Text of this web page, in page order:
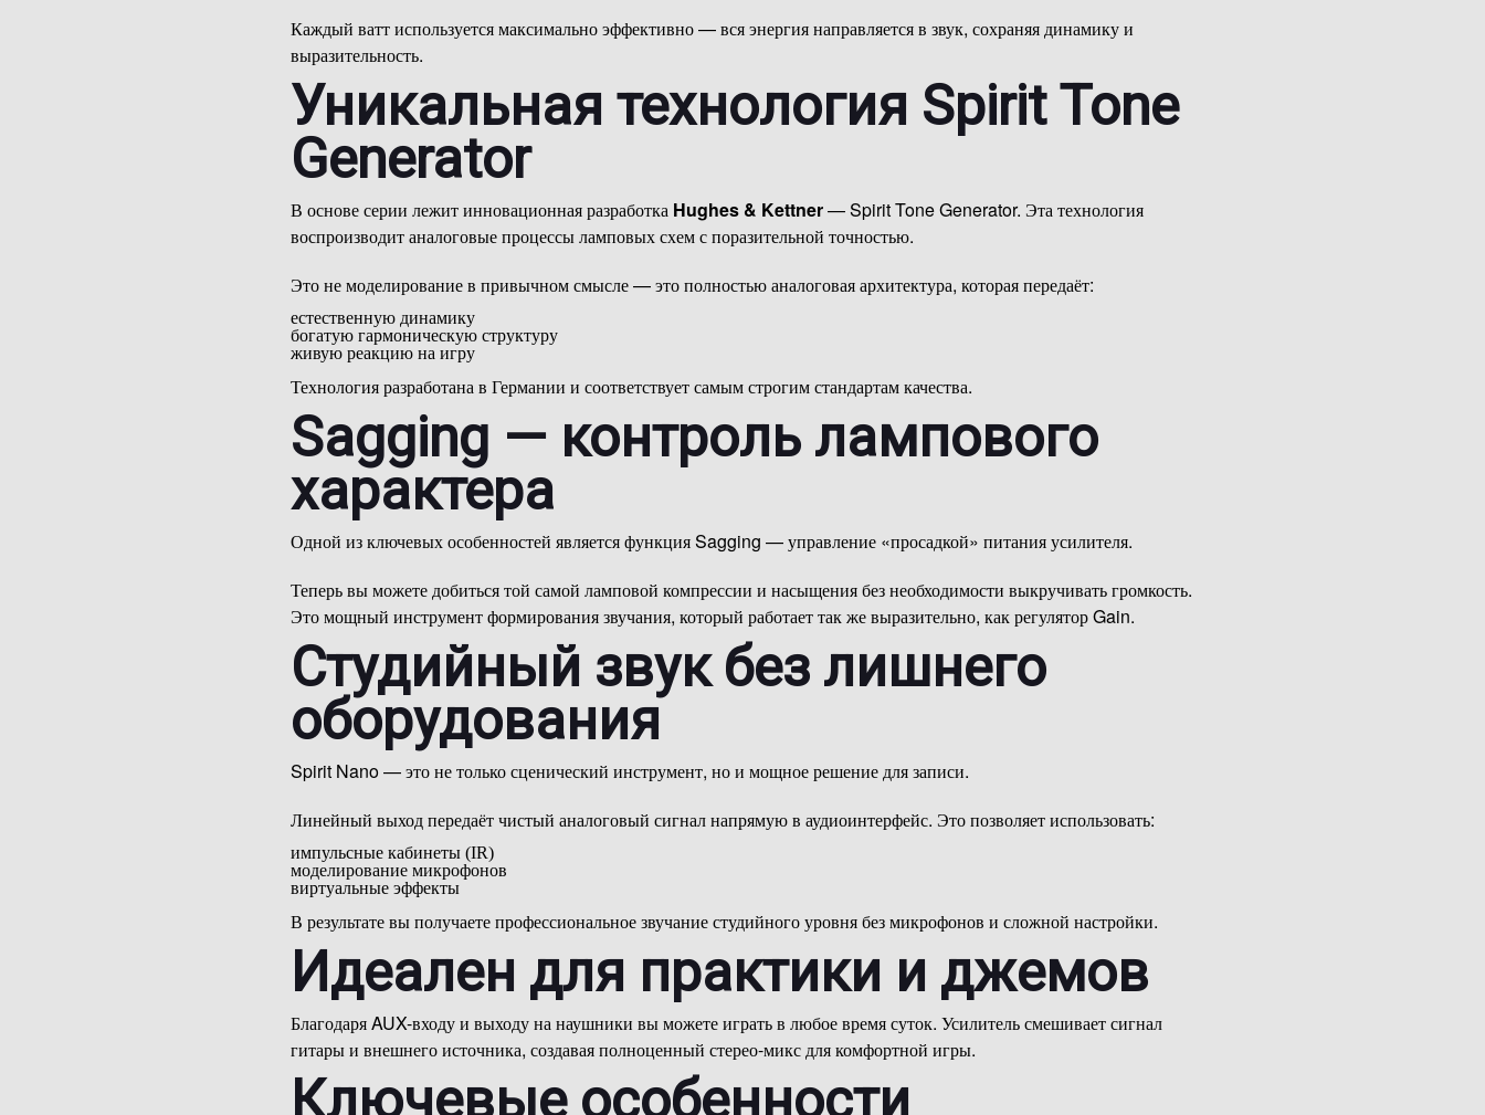
Каждый ватт используется максимально эффективно — вся энергия направляется в звук, сохраняя динамику и
выразительность.
Уникальная технология Spirit Tone
Generator
В основе серии лежит инновационная разработка Hughes & Kettner— Spirit Tone Generator. Эта технология
воспроизводит аналоговые процессы ламповых схем с поразительной точностью.
Это не моделирование в привычном смысле — это полностью аналоговая архитектура, которая передаёт:
естественную динамику
богатую гармоническую структуру
живую реакцию на игру
Технология разработана в Германии и соответствует самым строгим стандартам качества.
Sagging — контроль лампового
характера
Одной из ключевых особенностей является функция Sagging — управление «просадкой» питания усилителя.
Теперь вы можете добиться той самой ламповой компрессии и насыщения без необходимости выкручивать громкость.
Это мощный инструмент формирования звучания, который работает так же выразительно, как регулятор Gain.
Студийный звук без лишнего
оборудования
Spirit Nano — это не только сценический инструмент, но и мощное решение для записи.
Линейный выход передаёт чистый аналоговый сигнал напрямую в аудиоинтерфейс. Это позволяет использовать:
импульсные кабинеты (IR)
моделирование микрофонов
виртуальные эффекты
В результате вы получаете профессиональное звучание студийного уровня без микрофонов и сложной настройки.
Идеален для практики и джемов
Благодаря AUX-входу и выходу на наушники вы можете играть в любое время суток. Усилитель смешивает сигнал
гитары и внешнего источника, создавая полноценный стерео-микс для комфортной игры.
Ключевые особенности